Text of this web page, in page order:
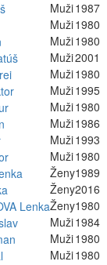
Muži1987
Muži1980
Muži1980
Muži2001
Muži1980
Muži1995
Muži1980
Muži1986
Muži1993
Muži1980
Ženy1989
Ženy2016
LenkaŽeny1980
Muži1984
Muži1980
Muži1980